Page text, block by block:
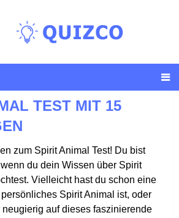
TEST MIT 15
zum Spirit Animal Test! Du bist
du dein Wissen über Spirit
Vielleicht hast du schon eine
Spirit Animal ist, oder
auf dieses faszinierende